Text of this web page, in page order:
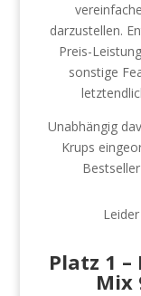
darzustellen.
Preis-
sonstige
Unabhängig
Krups
Platz 1 –
Mix